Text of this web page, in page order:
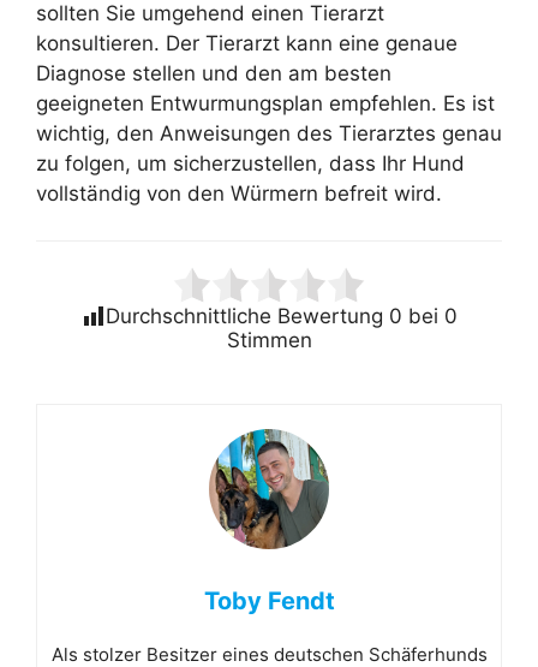
sollten Sie umgehend einen Tierarzt
konsultieren. Der Tierarzt kann eine genaue
Diagnose stellen und den am besten
geeigneten Entwurmungsplan empfehlen. Es ist
wichtig, den Anweisungen des Tierarztes genau
zu folgen, um sicherzustellen, dass Ihr Hund
vollständig von den Würmern befreit wird.
Durchschnittliche Bewertung 0 bei 0
Stimmen
Toby Fendt
Als stolzer Besitzer eines deutschen Schäferhunds